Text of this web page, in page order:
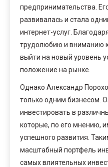
предпринимательства.
развивалась и стала
интернет-услуг.
трудолюбию и вниманию
выйти на новый уровень
положение на рынке.
Однако Александр
только одним бизнесом.
инвестировать в
которые, по его мнению,
успешного развития.
масштабный портфель
самых влиятельных